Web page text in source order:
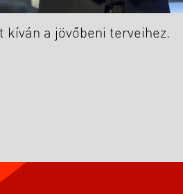
a jövőbeni terveihez.